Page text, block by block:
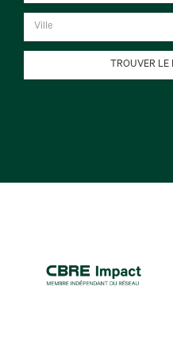
TROUVER LE